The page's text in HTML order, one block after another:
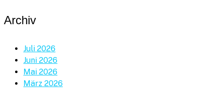
Archiv
Juli 2026
Juni 2026
Mai 2026
März 2026